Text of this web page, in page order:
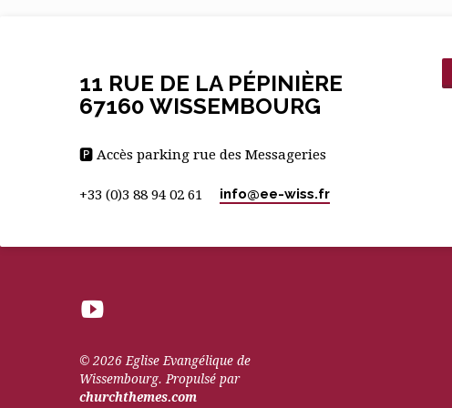
11 RUE DE LA PÉPINIÈRE
67160 WISSEMBOURG
🅿 Accès parking rue des Messageries
+33 (0)3 88 94 02 61 info​@ee-wiss.fr
© 2026 Eglise Evangélique de
Wissembourg. Propulsé par
churchthemes.com